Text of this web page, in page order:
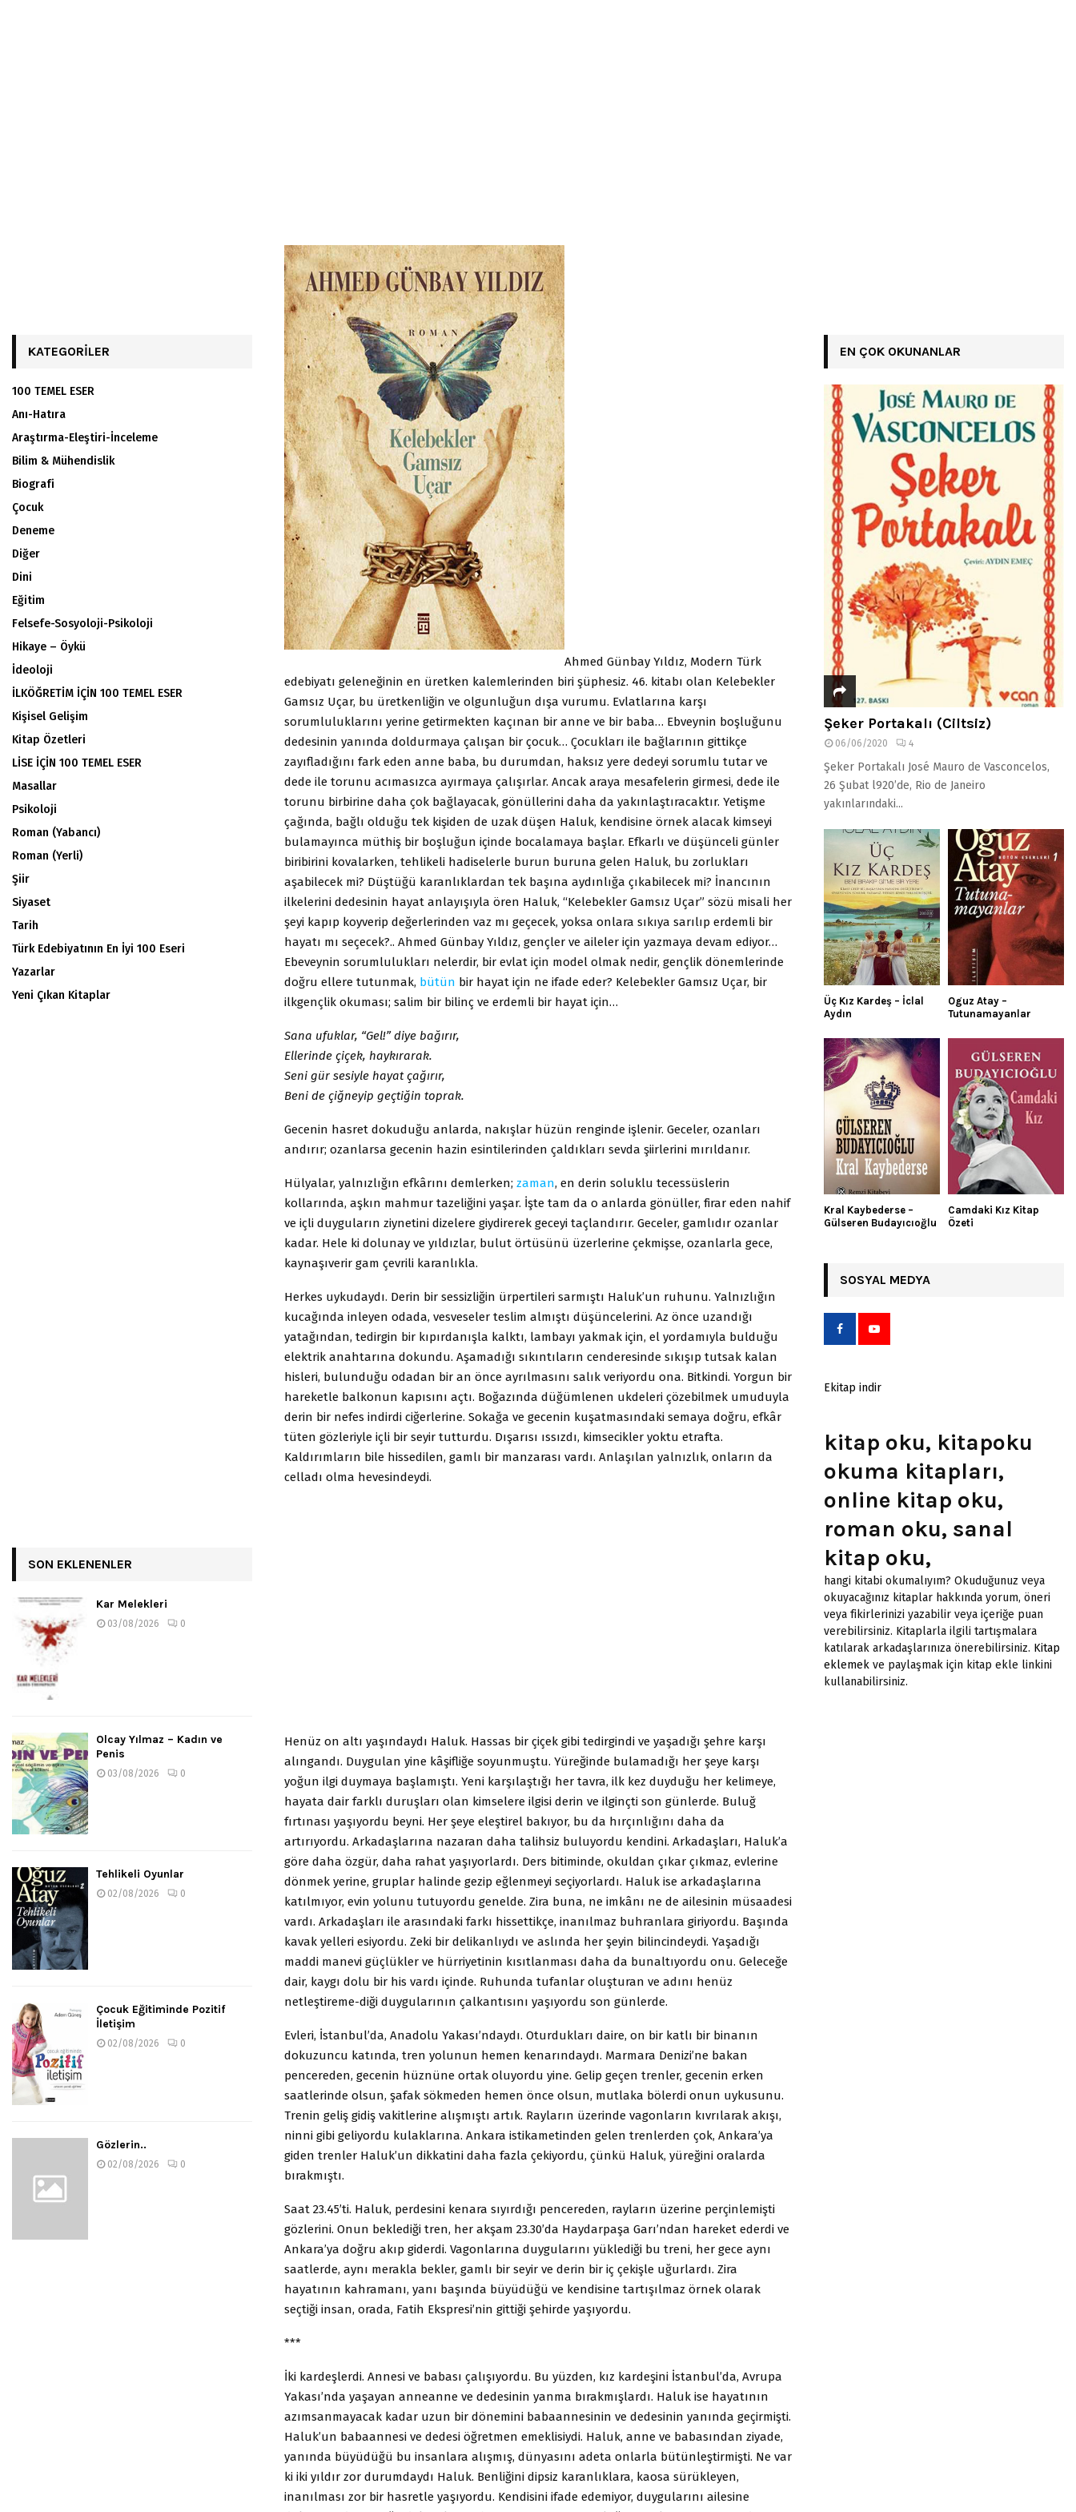
Ahmed Günbay Yıldız, Modern Türk
edebiyatı geleneğinin en üretken kalemlerinden biri şüphesiz. 46. kitabı olan Kelebekler
Gamsız Uçar, bu üretkenliğin ve olgunluğun dışa vurumu. Evlatlarına karşı
sorumluluklarını yerine getirmekten kaçınan bir anne ve bir baba… Ebveynin boşluğunu
dedesinin yanında doldurmaya çalışan bir çocuk… Çocukları ile bağlarının gittikçe
zayıfladığını fark eden anne baba, bu durumdan, haksız yere dedeyi sorumlu tutar ve
dede ile torunu acımasızca ayırmaya çalışırlar. Ancak araya mesafelerin girmesi, dede ile
torunu birbirine daha çok bağlayacak, gönüllerini daha da yakınlaştıracaktır. Yetişme
çağında, bağlı olduğu tek kişiden de uzak düşen Haluk, kendisine örnek alacak kimseyi
bulamayınca müthiş bir boşluğun içinde bocalamaya başlar. Efkarlı ve düşünceli günler
biribirini kovalarken, tehlikeli hadiselerle burun buruna gelen Haluk, bu zorlukları
aşabilecek mi? Düştüğü karanlıklardan tek başına aydınlığa çıkabilecek mi? İnancının
ilkelerini dedesinin hayat anlayışıyla ören Haluk, “Kelebekler Gamsız Uçar” sözü misali her
şeyi kapıp koyverip değerlerinden vaz mı geçecek, yoksa onlara sıkıya sarılıp erdemli bir
hayatı mı seçecek?.. Ahmed Günbay Yıldız, gençler ve aileler için yazmaya devam ediyor…
Ebeveynin sorumlulukları nelerdir, bir evlat için model olmak nedir, gençlik dönemlerinde
doğru ellere tutunmak, bütün bir hayat için ne ifade eder? Kelebekler Gamsız Uçar, bir
ilkgençlik okuması; salim bir bilinç ve erdemli bir hayat için…
Sana ufuklar, “Gel!” diye bağırır,
Ellerinde çiçek, haykırarak.
Seni gür sesiyle hayat çağırır,
Beni de çiğneyip geçtiğin toprak.
Gecenin hasret dokuduğu anlarda, nakışlar hüzün renginde işlenir. Geceler, ozanları
andırır; ozanlarsa gecenin hazin esintilerinden çaldıkları sevda şiirlerini mırıldanır.
Hülyalar, yalnızlığın efkârını demlerken; zaman, en derin soluklu tecessüslerin
kollarında, aşkın mahmur tazeliğini yaşar. İşte tam da o anlarda gönüller, firar eden nahif
ve içli duyguların ziynetini dizelere giydirerek geceyi taçlandırır. Geceler, gamlıdır ozanlar
kadar. Hele ki dolunay ve yıldızlar, bulut örtüsünü üzerlerine çekmişse, ozanlarla gece,
kaynaşıverir gam çevrili karanlıkla.
Herkes uykudaydı. Derin bir sessizliğin ürpertileri sarmıştı Haluk’un ruhunu. Yalnızlığın
kucağında inleyen odada, vesveseler teslim almıştı düşüncelerini. Az önce uzandığı
yatağından, tedirgin bir kıpırdanışla kalktı, lambayı yakmak için, el yordamıyla bulduğu
elektrik anahtarına dokundu. Aşamadığı sıkıntıların cenderesinde sıkışıp tutsak kalan
hisleri, bulunduğu odadan bir an önce ayrılmasını salık veriyordu ona. Bitkindi. Yorgun bir
hareketle balkonun kapısını açtı. Boğazında düğümlenen ukdeleri çözebilmek umuduyla
derin bir nefes indirdi ciğerlerine. Sokağa ve gecenin kuşatmasındaki semaya doğru, efkâr
tüten gözleriyle içli bir seyir tutturdu. Dışarısı ıssızdı, kimsecikler yoktu etrafta.
Kaldırımların bile hissedilen, gamlı bir manzarası vardı. Anlaşılan yalnızlık, onların da
celladı olma hevesindeydi.
Henüz on altı yaşındaydı Haluk. Hassas bir çiçek gibi tedirgindi ve yaşadığı şehre karşı
alıngandı. Duygulan yine kâşifliğe soyunmuştu. Yüreğinde bulamadığı her şeye karşı
yoğun ilgi duymaya başlamıştı. Yeni karşılaştığı her tavra, ilk kez duyduğu her kelimeye,
hayata dair farklı duruşları olan kimselere ilgisi derin ve ilginçti son günlerde. Buluğ
fırtınası yaşıyordu beyni. Her şeye eleştirel bakıyor, bu da hırçınlığını daha da
artırıyordu. Arkadaşlarına nazaran daha talihsiz buluyordu kendini. Arkadaşları, Haluk’a
göre daha özgür, daha rahat yaşıyorlardı. Ders bitiminde, okuldan çıkar çıkmaz, evlerine
dönmek yerine, gruplar halinde gezip eğlenmeyi seçiyorlardı. Haluk ise arkadaşlarına
katılmıyor, evin yolunu tutuyordu genelde. Zira buna, ne imkânı ne de ailesinin müsaadesi
vardı. Arkadaşları ile arasındaki farkı hissettikçe, inanılmaz buhranlara giriyordu. Başında
kavak yelleri esiyordu. Zeki bir delikanlıydı ve aslında her şeyin bilincindeydi. Yaşadığı
maddi manevi güçlükler ve hürriyetinin kısıtlanması daha da bunaltıyordu onu. Geleceğe
dair, kaygı dolu bir his vardı içinde. Ruhunda tufanlar oluşturan ve adını henüz
netleştireme-diği duygularının çalkantısını yaşıyordu son günlerde.
Evleri, İstanbul’da, Anadolu Yakası’ndaydı. Oturdukları daire, on bir katlı bir binanın
dokuzuncu katında, tren yolunun hemen kenarındaydı. Marmara Denizi’ne bakan
pencereden, gecenin hüznüne ortak oluyordu yine. Gelip geçen trenler, gecenin erken
saatlerinde olsun, şafak sökmeden hemen önce olsun, mutlaka bölerdi onun uykusunu.
Trenin geliş gidiş vakitlerine alışmıştı artık. Rayların üzerinde vagonların kıvrılarak akışı,
ninni gibi geliyordu kulaklarına. Ankara istikametinden gelen trenlerden çok, Ankara’ya
giden trenler Haluk’un dikkatini daha fazla çekiyordu, çünkü Haluk, yüreğini oralarda
bırakmıştı.
Saat 23.45’ti. Haluk, perdesini kenara sıyırdığı pencereden, rayların üzerine perçinlemişti
gözlerini. Onun beklediği tren, her akşam 23.30’da Haydarpaşa Garı’ndan hareket ederdi ve
Ankara’ya doğru akıp giderdi. Vagonlarına duygularını yüklediği bu treni, her gece aynı
saatlerde, aynı merakla bekler, gamlı bir seyir ve derin bir iç çekişle uğurlardı. Zira
hayatının kahramanı, yanı başında büyüdüğü ve kendisine tartışılmaz örnek olarak
seçtiği insan, orada, Fatih Ekspresi’nin gittiği şehirde yaşıyordu.
***
İki kardeşlerdi. Annesi ve babası çalışıyordu. Bu yüzden, kız kardeşini İstanbul’da, Avrupa
Yakası’nda yaşayan anneanne ve dedesinin yanma bırakmışlardı. Haluk ise hayatının
azımsanmayacak kadar uzun bir dönemini babaannesinin ve dedesinin yanında geçirmişti.
Haluk’un babaannesi ve dedesi öğretmen emeklisiydi. Haluk, anne ve babasından ziyade,
yanında büyüdüğü bu insanlara alışmış, dünyasını adeta onlarla bütünleştirmişti. Ne var
ki iki yıldır zor durumdaydı Haluk. Benliğini dipsiz karanlıklara, kaosa sürükleyen,
inanılması zor bir hasretle yaşıyordu. Kendisini ifade edemiyor, duygularını ailesine
KATEGORILER
100 TEMEL ESER
Anı-Hatıra
Araştırma-Eleştiri-İnceleme
Bilim & Mühendislik
Biografi
Çocuk
Deneme
Diğer
Dini
Eğitim
Felsefe-Sosyoloji-Psikoloji
Hikaye – Öykü
İdeoloji
İLKÖĞRETİM İÇİN 100 TEMEL ESER
Kişisel Gelişim
Kitap Özetleri
LİSE İÇİN 100 TEMEL ESER
Masallar
Psikoloji
Roman (Yabancı)
Roman (Yerli)
Şiir
Siyaset
Tarih
Türk Edebiyatının En İyi 100 Eseri
Yazarlar
Yeni Çıkan Kitaplar
SON EKLENENLER
Kar Melekleri
03/08/2026 0
Olcay Yılmaz – Kadın ve
Penis
03/08/2026 0
Tehlikeli Oyunlar
02/08/2026 0
Çocuk Eğitiminde Pozitif
İletişim
02/08/2026 0
Gözlerin..
02/08/2026 0
EN ÇOK OKUNANLAR
Şeker Portakalı (Ciltsiz)
06/06/2020 4
Şeker Portakalı José Mauro de Vasconcelos,
26 Şubat l920’de, Rio de Janeiro
yakınlarındaki...
Üç Kız Kardeş – İclal
Aydın
Oguz Atay –
Tutunamayanlar
Kral Kaybederse –
Gülseren Budayıcıoğlu
Camdaki Kız Kitap
Özeti
SOSYAL MEDYA
Ekitap indir
kitap oku, kitapoku
okuma kitapları,
online kitap oku,
roman oku, sanal
kitap oku,
hangi kitabi okumalıyım? Okuduğunuz veya
okuyacağınız kitaplar hakkında yorum, öneri
veya fikirlerinizi yazabilir veya içeriğe puan
verebilirsiniz. Kitaplarla ilgili tartışmalara
katılarak arkadaşlarınıza önerebilirsiniz. Kitap
eklemek ve paylaşmak için kitap ekle linkini
kullanabilirsiniz.